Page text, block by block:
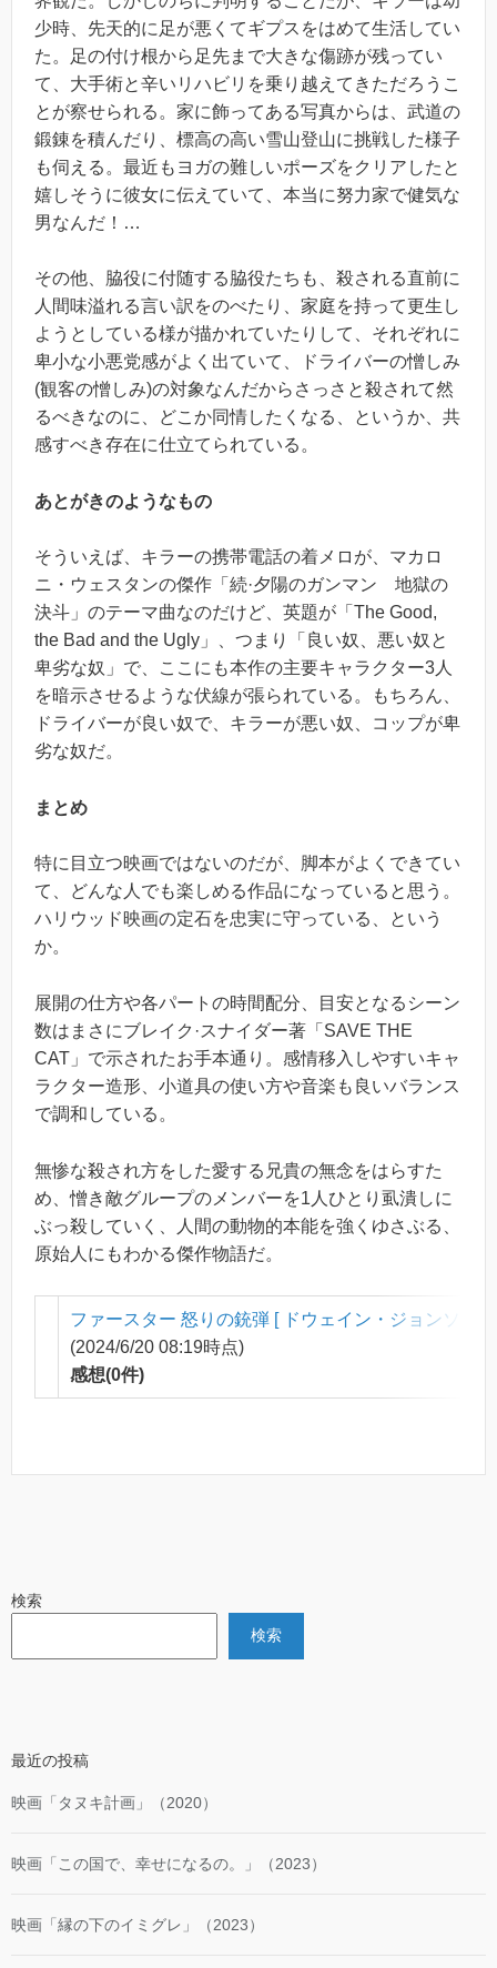
少時、先天的に足が悪くてギプスをはめて生活してい
た。足の付け根から足先まで大きな傷跡が残ってい
て、大手術と辛いリハビリを乗り越えてきただろうこ
とが察せられる。家に飾ってある写真からは、武道の
鍛錬を積んだり、標高の高い雪山登山に挑戦した様子
も伺える。最近もヨガの難しいポーズをクリアしたと
嬉しそうに彼女に伝えていて、本当に努力家で健気な
男なんだ！…
その他、脇役に付随する脇役たちも、殺される直前に
人間味溢れる言い訳をのべたり、家庭を持って更生し
ようとしている様が描かれていたりして、それぞれに
卑小な小悪党感がよく出ていて、ドライバーの憎しみ
(観客の憎しみ)の対象なんだからさっさと殺されて然
るべきなのに、どこか同情したくなる、というか、共
感すべき存在に仕立てられている。
あとがきのようなもの
そういえば、キラーの携帯電話の着メロが、マカロ
ニ・ウェスタンの傑作「続·夕陽のガンマン 地獄の
決斗」のテーマ曲なのだけど、英題が「 The Good,
the Bad and the Ugly 」、つまり「良い奴、悪い奴と
卑劣な奴」で、ここにも本作の主要キャラクター3人
を暗示させるような伏線が張られている。もちろん、
ドライバーが良い奴で、キラーが悪い奴、コップが卑
劣な奴だ。
まとめ
特に目立つ映画ではないのだが、脚本がよくできてい
て、どんな人でも楽しめる作品になっていると思う。
ハリウッド映画の定石を忠実に守っている、という
か。
展開の仕方や各パートの時間配分、目安となるシーン
数はまさにブレイク·スナイダー著「SAVE THE
CAT」で示されたお手本通り。感情移入しやすいキャ
ラクター造形、小道具の使い方や音楽も良いバランス
で調和している。
無惨な殺され方をした愛する兄貴の無念をはらすた
め、憎き敵グループのメンバーを1人ひとり虱潰しに
ぶっ殺していく、人間の動物的本能を強くゆさぶる、
原始人にもわかる傑作物語だ。
ファースター 怒りの銃弾 [ ドウェイン・ジョンソン ]
(2024/6/20 08:19時点)
感想(0件)
検索
検索
最近の投稿
映画「タヌキ計画」（2020）
映画「この国で、幸せになるの。」（2023）
映画「縁の下のイミグレ」（2023）